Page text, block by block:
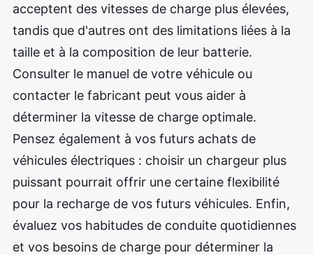
acceptent des vitesses de charge plus élevées,
tandis que d'autres ont des limitations liées à la
taille et à la composition de leur batterie.
Consulter le manuel de votre véhicule ou
contacter le fabricant peut vous aider à
déterminer la vitesse de charge optimale.
Pensez également à vos futurs achats de
véhicules électriques : choisir un chargeur plus
puissant pourrait offrir une certaine flexibilité
pour la recharge de vos futurs véhicules. Enfin,
évaluez vos habitudes de conduite quotidiennes
et vos besoins de charge pour déterminer la